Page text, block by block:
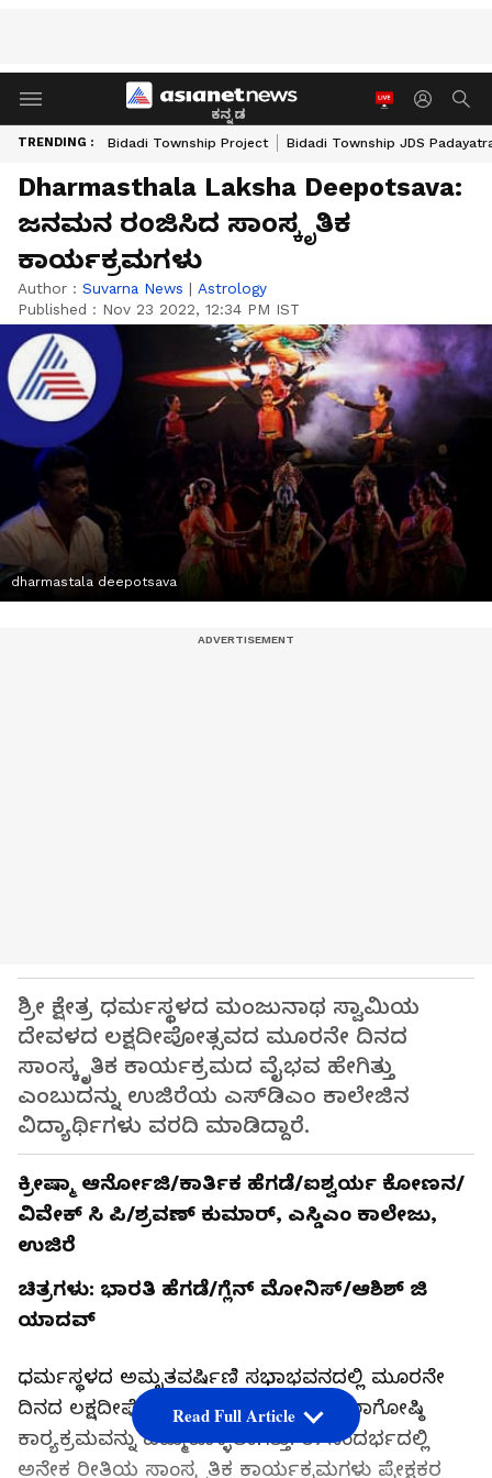
ಕನ್ನಡ
TRENDING : Bidadi Township Project Bidadi Township JDS
Dharmasthala Laksha Deepotsava:
ಜನಮನ ರಂಜಿಸಿದ ಸಾಂಸ್ಕೃತಿಕ
ಕಾರ್ಯಕ್ರಮಗಳು
Author : Suvarna News | Astrology
Published : Nov 23 2022, 12:34 PM IST
dharmastala deepotsava
ಶ್ರೀ ಕ್ಷೇತ್ರ ಧರ್ಮಸ್ಥಳದ ಮಂಜುನಾಥ ಸ್ವಾಮಿಯ
ದೇವಳದ ಲಕ್ಷದೀಪೋತ್ಸವದ ಮೂರನೇ ದಿನದ
ಸಾಂಸ್ಕೃತಿಕ ಕಾರ್ಯಕ್ರಮದ ವೈಭವ ಹೇಗಿತ್ತು
ಎಂಬುದನ್ನು ಉಜಿರೆಯ ಎಸ್‌ಡಿಎಂ ಕಾಲೇಜಿನ
ವಿದ್ಯಾರ್ಥಿಗಳು ವರದಿ ಮಾಡಿದ್ದಾರೆ.
ಕ್ರೀಷ್ಮಾ ಆರ್ನೋಜಿ/ಕಾರ್ತಿಕ ಹೆಗಡೆ/ಐಶ್ವರ್ಯ ಕೋಣನ/
ವಿವೇಕ್ ಸಿ ಪಿ/ಶ್ರವಣ್ ಕುಮಾರ್, ಎಸ್ಡಿಎಂ ಕಾಲೇಜು,
ಉಜಿರೆ
ಚಿತ್ರಗಳು: ಭಾರತಿ ಹೆಗಡೆ/ಗ್ಲೆನ್ ಮೋನಿಸ್/ಆಶಿಶ್ ಜಿ
ಯಾದವ್
ಧರ್ಮಸ್ಥಳದ ಅಮೃತವರ್ಷಿಣಿ ಸಭಾಭವನದಲ್ಲಿ ಮೂರನೇ
ದಿನದ ಲಕ್ಷದೀಪೋತ್ಸವದ ಪ್ರಯುಕ್ತ ಲಲಿತಾಕಲಾಗೋಷ್ಠಿ
ಕಾರ‍್ಯಕ್ರಮವನ್ನು ಹಮ್ಮಿಕೊಳ್ಳಲಾಗಿತ್ತು. ಈ ಸಂದರ್ಭದಲ್ಲಿ
ಅನೇಕ ರೀತಿಯ ಸಾಂಸ್ಕೃತಿಕ ಕಾರ್ಯಕ್ರಮಗಳು ಪ್ರೇಕ್ಷಕರ
Read Full Article